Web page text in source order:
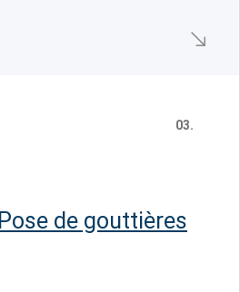
03.
Pose de gouttières